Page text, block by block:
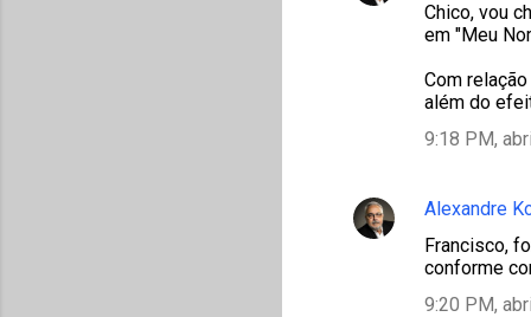
Chico, vou
em "Meu
Com
além do
9:18 PM,
Alexandre
Francisco,
conforme
9:20 PM,